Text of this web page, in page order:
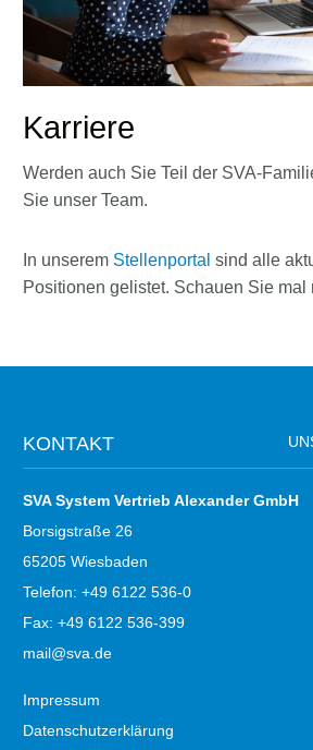
Karriere
Werden auch Sie Teil der SVA-
Sie unser Team.
In unserem Stellenportal sind alle
Positionen gelistet. Schauen Sie mal
KONTAKT
SVA System Vertrieb Alexander GmbH
Borsigstraße 26
65205 Wiesbaden
Telefon: +49 6122 536-0
Fax: +49 6122 536-399
mail@sva.de
Impressum
Datenschutzerklärung